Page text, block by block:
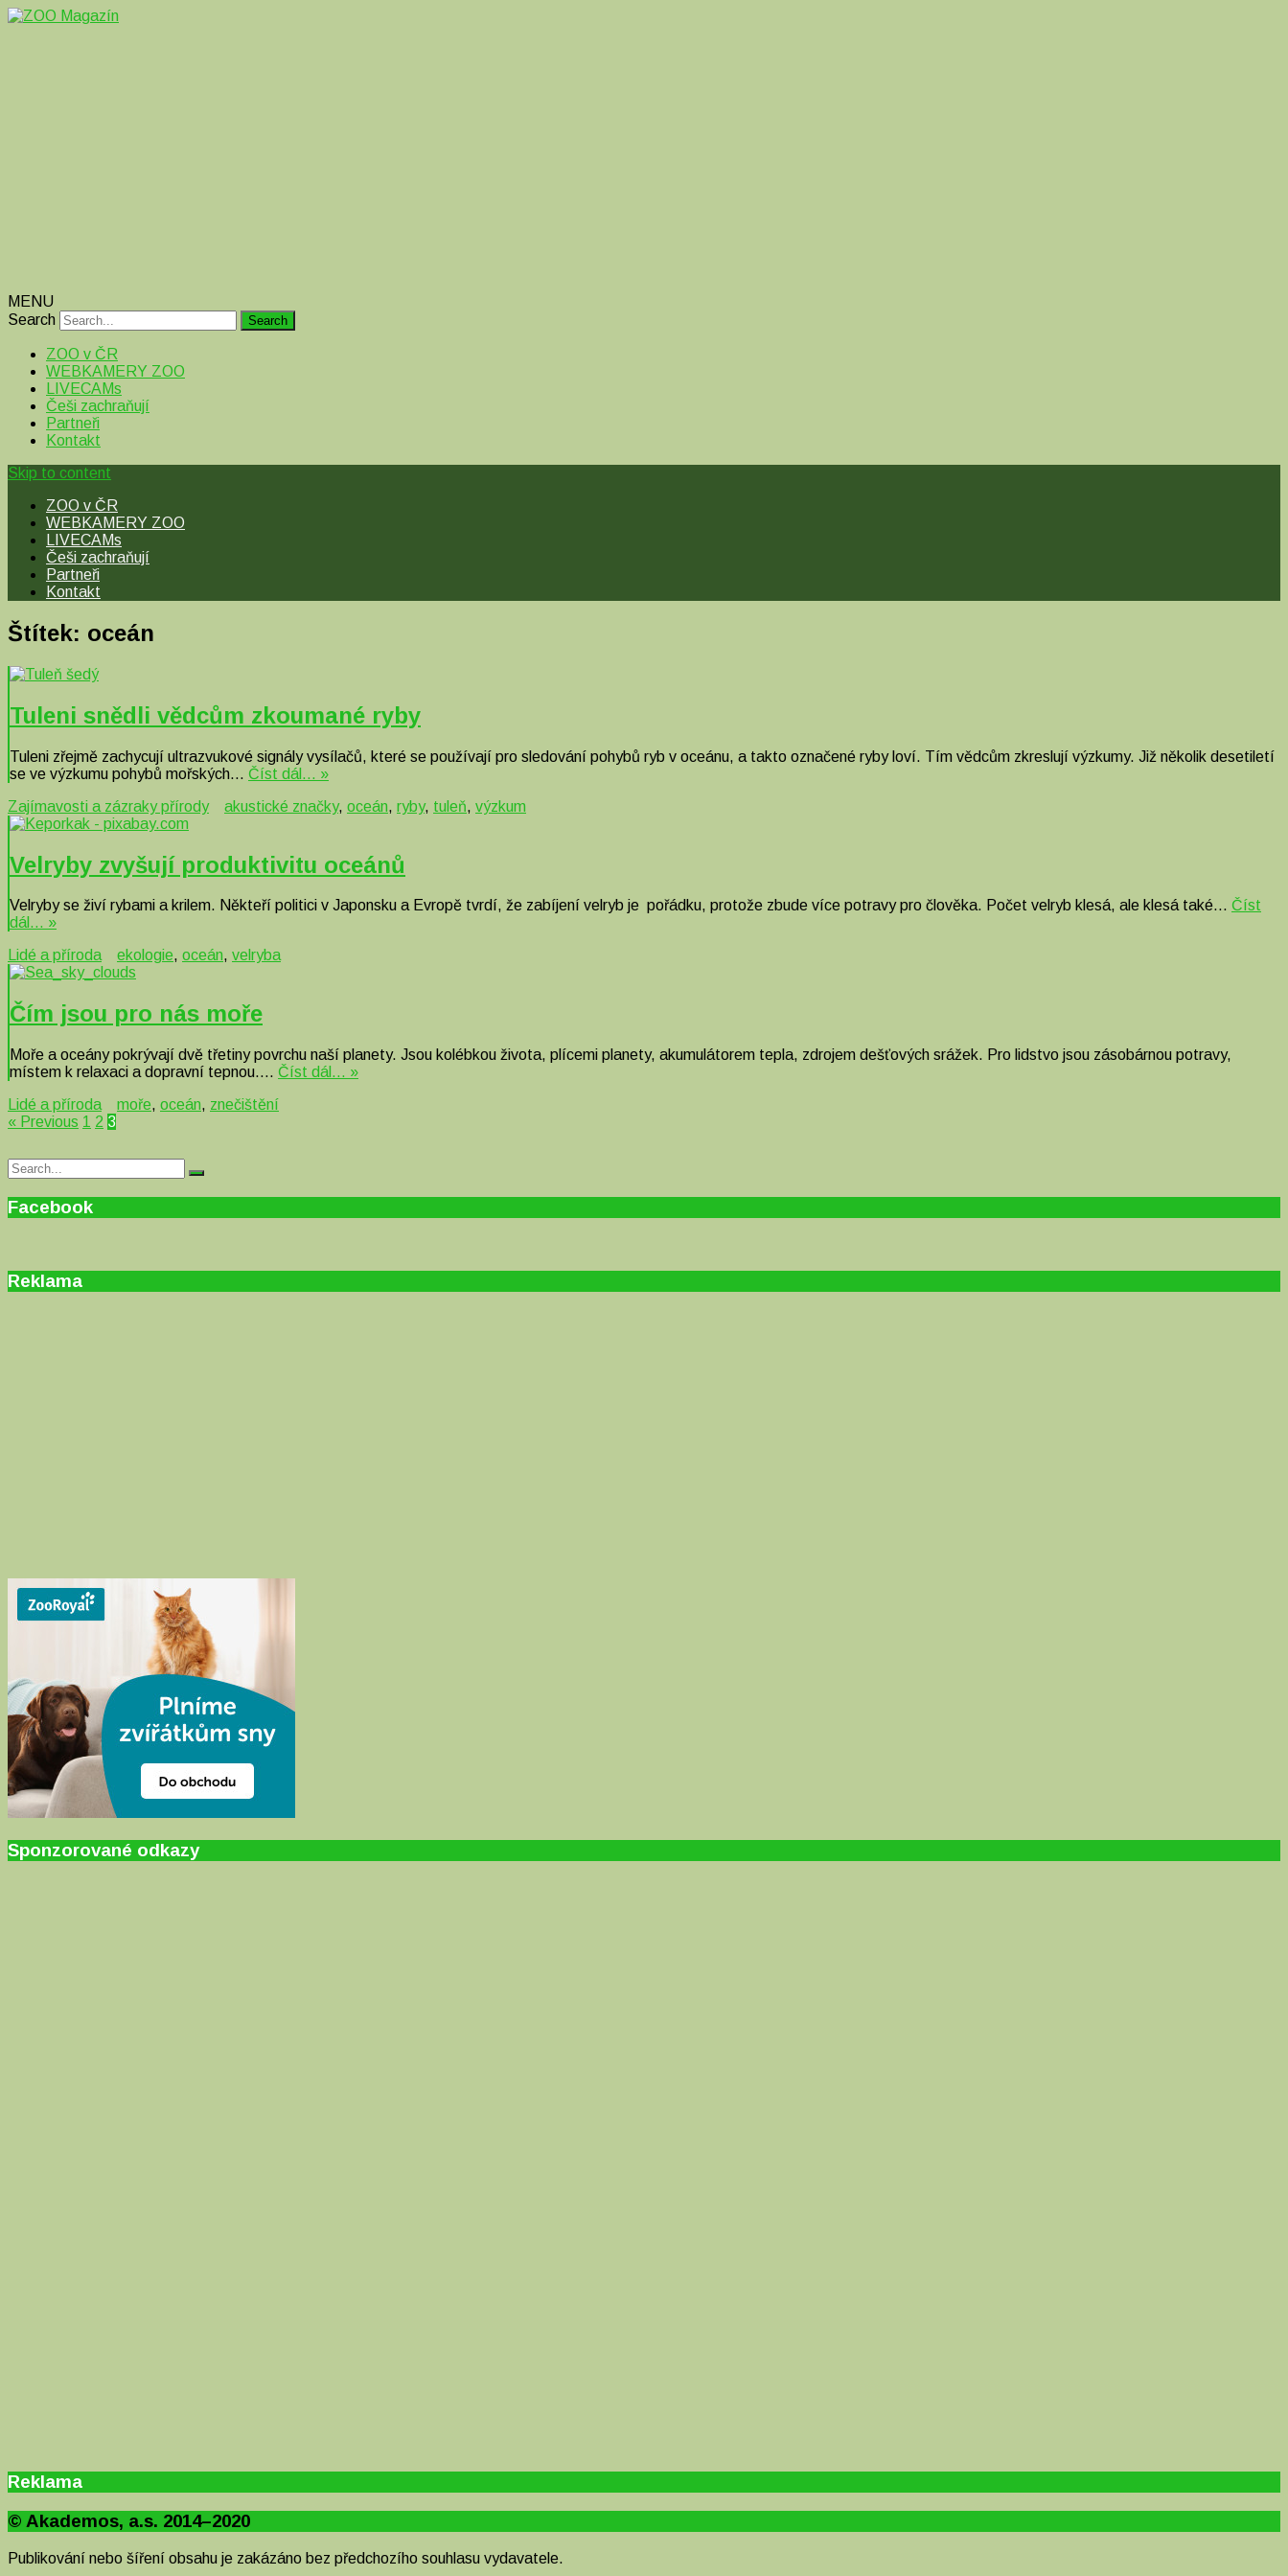
MENU
Search
ZOO v ČR
WEBKAMERY ZOO
LIVECAMs
Češi zachraňují
Partneři
Kontakt
Skip to content
ZOO v ČR
WEBKAMERY ZOO
LIVECAMs
Češi zachraňují
Partneři
Kontakt
Štítek: oceán
Tuleni snědli vědcům zkoumané ryby
Tuleni zřejmě zachycují ultrazvukové signály vysílačů, které se používají pro sledování pohybů ryb v oceánu, a takto označené ryby loví. Tím vědcům zkreslují výzkumy. Již několik desetiletí
se ve výzkumu pohybů mořských… Číst dál… »
Zajímavosti a zázraky přírody
akustické značky, oceán, ryby, tuleň, výzkum
Velryby zvyšují produktivitu oceánů
Velryby se živí rybami a krilem. Někteří politici v Japonsku a Evropě tvrdí, že zabíjení velryb je pořádku, protože zbude více potravy pro člověka. Počet velryb klesá, ale klesá také… Číst
dál… »
Lidé a příroda
ekologie, oceán, velryba
Čím jsou pro nás moře
Moře a oceány pokrývají dvě třetiny povrchu naší planety. Jsou kolébkou života, plícemi planety, akumulátorem tepla, zdrojem dešťových srážek. Pro lidstvo jsou zásobárnou potravy,
místem k relaxaci a dopravní tepnou…. Číst dál… »
Lidé a příroda
moře, oceán, znečištění
« Previous 1 2 3
Search
for:
Search
Facebook
Reklama
Sponzorované odkazy
Reklama
© Akademos, a.s. 2014–2020
Publikování nebo šíření obsahu je zakázáno bez předchozího souhlasu vydavatele.